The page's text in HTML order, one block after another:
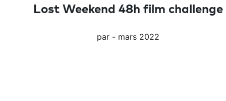
Lost Weekend 48h film challenge
par - mars 2022